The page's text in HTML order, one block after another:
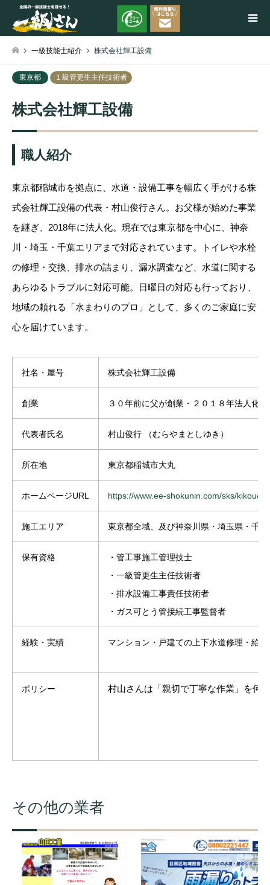
一級技能士紹介 株式会社輝工設備
東京都 １級管更生主任技術者
株式会社輝工設備
職人紹介
東京都稲城市を拠点に、水道・設備工事を幅広く手がける株
式会社輝工設備の代表・村山俊行さん。お父様が始めた事業
を継ぎ、2018年に法人化。現在では東京都を中心に、神奈
川・埼玉・千葉エリアまで対応されています。トイレや水栓
の修理・交換、排水の詰まり、漏水調査など、水道に関する
あらゆるトラブルに対応可能。日曜日の対応も行っており、
地域の頼れる「水まわりのプロ」として、多くのご家庭に安
心を届けています。
社名・屋号 株式会社輝工設備
創業 ３０年前に父が創業・２０１８年法人化
代表者氏名 村山俊行 （むらやまとしゆき）
所在地 東京都稲城市大丸
ホームページURL https://www.ee-shokunin.com/sks/kikou/
施工エリア 東京都全域、及び神奈川県・埼玉県・千
保有資格
・管工事施工管理技士
・一級管更生主任技術者
・排水設備工事責任技術者
・ガス可とう管接続工事監督者
経験・実績 マンション・戸建ての上下水道修理・給
ポリシー 村山さんは「親切で丁寧な作業」を何
その他の業者